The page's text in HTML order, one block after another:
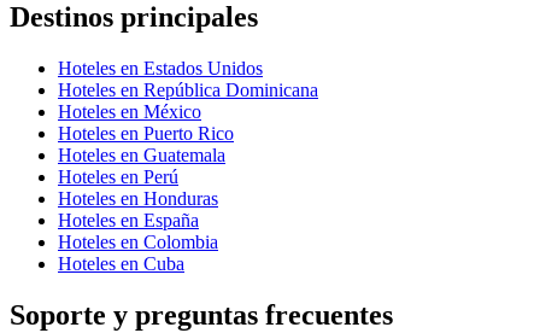
Destinos principales
Hoteles en Estados Unidos
Hoteles en República Dominicana
Hoteles en México
Hoteles en Puerto Rico
Hoteles en Guatemala
Hoteles en Perú
Hoteles en Honduras
Hoteles en España
Hoteles en Colombia
Hoteles en Cuba
Soporte y preguntas frecuentes